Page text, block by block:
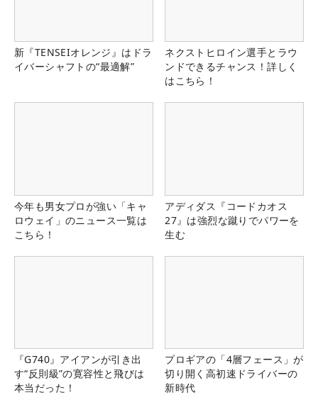
新『TENSEIオレンジ』はドラ
イバーシャフトの“最適解”
ネクストヒロイン選手とラウ
ンドできるチャンス！詳しく
はこちら！
今年も男女プロが強い「キャ
ロウェイ」のニュース一覧は
こちら！
アディダス『コードカオス
27』は強烈な蹴りでパワーを
生む
『G740』アイアンが引き出
す“反則級”の寛容性と飛びは
本当だった！
プロギアの「4層フェース」が
切り開く高初速ドライバーの
新時代